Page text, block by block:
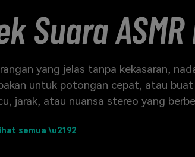
Suara
yang jelas tanpa kekasaran,
untuk potongan cepat, atau
jarak, atau nuansa stereo yang
semua \u2192